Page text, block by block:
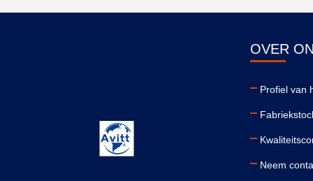
OVER
Profiel van
Neem